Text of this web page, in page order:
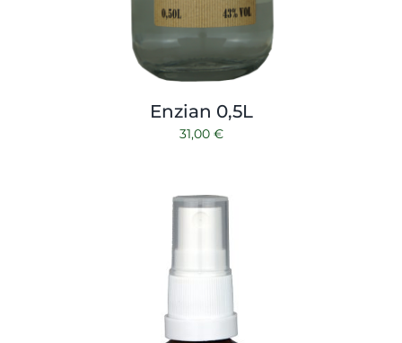
Enzian 0,5L
31,00 €